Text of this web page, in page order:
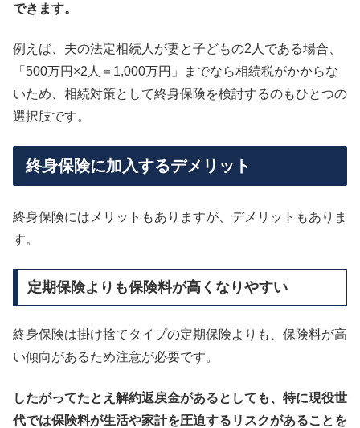
できます。
例えば、夫の法定相続人が妻と子どもの2人である場合、
「500万円×2人＝1,000万円」までなら相続税がかからな
いため、相続対策として終身保険を検討するのもひとつの
選択肢です。
終身保険に加入するデメリット
終身保険にはメリットもありますが、デメリットもありま
す。
定期保険よりも保険料が高くなりやすい
終身保険は掛け捨てタイプの定期保険よりも、保険料が高
い傾向があるため注意が必要です。
したがってたとえ解約返戻金があるとしても、特に現役世
代では保険料が生活や家計を圧迫するリスクがあることを